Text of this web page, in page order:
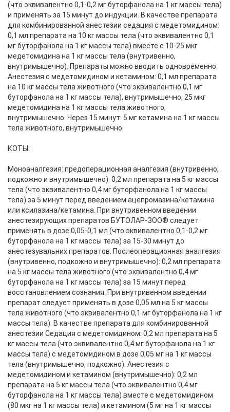
(что эквивалентно 0,1-0,2 мг буторфанола на 1 кг массы тела)
и применять за 15 минут до индукции. В качестве препарата
для комбинированной анестезии седация с медетомидином:
0,1 мл препарата на 10 кг массы тела (что эквивалентно 0,1
мг буторфанола на 1 кг массы тела) вместе с 10-25 мкг
медетомидина на 1 кг массы тела (внутривенно,
внутримышечно). Препараты можно вводить одновременно.
Анестезия с медетомидином и кетамином: 0,1 мл препарата
на 10 кг массы тела животного (что эквивалентно 0,1 мг
буторфанола на 1 кг массы тела), внутримышечно, 25 мкг
медетомидина на 1 кг массы тела животного,
внутримышечно. Через 15 минут: 5 мг кетамина на 1 кг массы
тела животного, внутримышечно.
КОТЫ:
Моноаналгезия: предоперационная аналгезия (внутривенно,
подкожно и внутримышечно): 0,2 мл препарата на 5 кг массы
тела (что эквивалентно 0,4 мг буторфанола на 1 кг массы
тела) за 5 минут перед введением ацепромазина/кетамина
или ксилазина/кетамина. При внутривенном введении
анестезирующих препаратов БУТОЛАР-ЗОО® следует
применять в дозе 0,05-0,1 мл (что эквивалентно 0,1-0,2 мг
буторфанола на 1 кг массы тела) за 15-30 минут до
анестезувальних препаратов. Послеоперационная аналгезия
(внутривенно, подкожно и внутримышечно): 0,2 мл препарата
на 5 кг массы тела животного (что эквивалентно 0,4 мг
буторфанола на 1 кг массы тела) за 15 минут перед
восстановлением сознания. При внутривенном введении
препарат следует применять в дозе 0,05 мл на 5 кг массы
тела животного (что эквивалентно 0,1 мг буторфанола на 1 кг
массы тела). В качестве препарата для комбинированной
анестезии Седация с медетомидином: 0,2 мл препарата на 5
кг массы тела (что эквивалентно 0,4 мг буторфанола на 1 кг
массы тела) с медетомидином в дозе 0,05 мг на 1 кг массы
тела (внутримышечно, подкожно). Анестезия с
медетомидином и кетамином (внутримышечно): 0,2 мл
препарата на 5 кг массы тела (что эквивалентно 0,4 мг
буторфанола на 1 кг массы тела) вместе с медетомидином
(80 мкг на 1 кг массы тела) и кетамином (5 мг на 1 кг массы